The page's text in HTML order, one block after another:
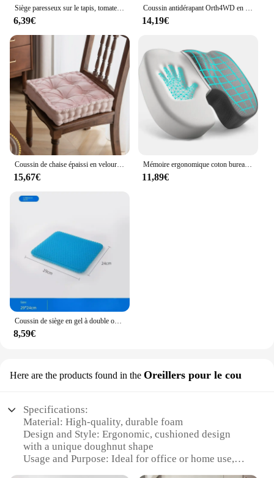
Siège paresseux sur le tapis, tomate, pet épaissi, siège d'artefact sédentaire pour dames, coussin de tatami
6,39€
Coussin antidérapant Orth4WD en mousse à mémoire de forme, coussin de prostate pour CÔTÉ cyx, sac d'aticaback contrasté, chaise confortable, siège auto, instituts oto
14,19€
Coussin de chaise épaissi en velours néerlandais, rehausseur de fauteuil, coussin de siège Jacquard, rehausseur de siège pour sol de chaise avec Foy
15,67€
Mémoire ergonomique coton bureau coussin hémorroïde coussin chaise coussin sédentaire artefact étudiant cul coussin
11,89€
Coussin de siège en gel à double optique, coussin d'été en gel d'oeuf, coussin de chaise respirant, coussin de chaise de bureau de voiture, coussin doux, instituts de pression
8,59€
Here are the products found in the Oreillers pour le cou
Specifications:
Material: High-quality, durable foam
Design and Style: Ergonomic, cushioned design
with a unique doughnut shape
Usage and Purpose: Ideal for office or home use,